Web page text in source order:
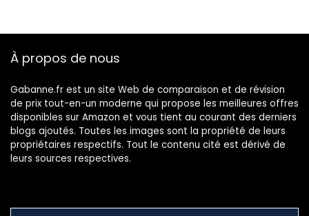
À propos de nous
Gabanne.fr est un site Web de comparaison et de révision
de prix tout-en-un moderne qui propose les meilleures offres
disponibles sur Amazon et vous tient au courant des derniers
blogs ajoutés. Toutes les images sont la propriété de leurs
propriétaires respectifs. Tout le contenu cité est dérivé de
leurs sources respectives.